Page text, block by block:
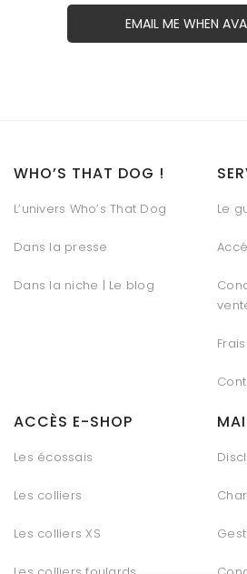
EMAIL ME WHEN
WHO’S THAT DOG !
L’univers Who’s That Dog
Dans la presse
Dans la niche | Le blog
Le
ACCÈS E-SHOP
Les écossais
Les colliers
Les colliers XS